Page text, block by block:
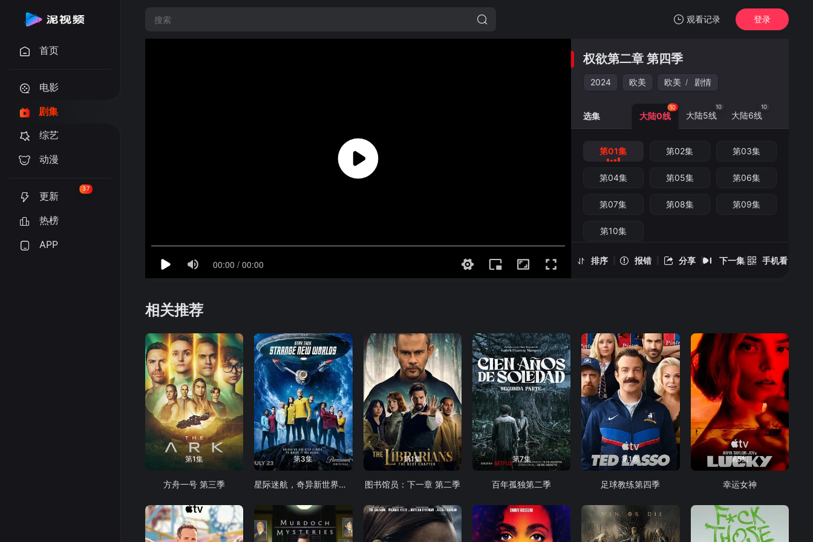
观看记录
我的观影记录
第01集
权欲第二章 第四季
登录
首页
电影
剧集
综艺
动漫
更新
37
热榜
APP
权欲第二章 第四季
2024 欧美 欧美 / 剧情
排序 报错 分享 下一集 手机看
权欲第二章 第四季 -第01集
手机扫一扫继续看
选集 大陆0线
10
大陆5线
10
大陆6线
10
第01集 第02集 第03集
第04集 第05集 第06集
第07集 第08集 第09集
第10集
相关推荐
第1集
方舟一号 第三季
第3集
星际迷航，奇异新世界第四季
第1集
图书馆员：下一章 第二季
第7集
百年孤独第二季
第1集
足球教练第四季
第5集
幸运女神